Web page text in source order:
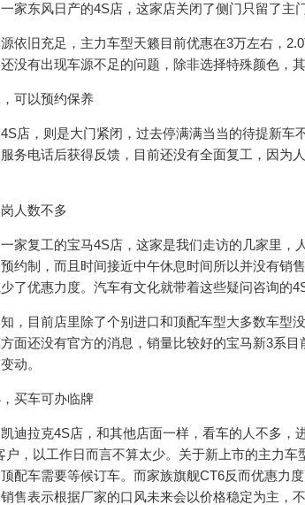
家东风日产的4S店，这家店关闭了侧门只留了主
依旧充足，主力车型天籁目前优惠在3万左右，
没有出现车源不足的问题，除非选择特殊颜色，
可以预约保养
店，则是大门紧闭，过去停满满当当的待提新车
务电话后获得反馈，目前还没有全面复工，因为
人数不多
家复工的宝马4S店，这家是我们走访的几家里
约制，而且时间接近中午休息时间所以并没有销
了优惠力度。汽车有文化就带着这些疑问咨询的
，目前店里除了个别进口和顶配车型大多数车型
面还没有官方的消息，销量比较好的宝马新3系
动。
买车可办临牌
迪拉克4S店，和其他店面一样，看车的人不多，
户，以工作日而言不算太少。关于新上市的主力
配车需要等候订车。而家族旗舰CT6反而优惠力
售表示根据厂家的口风未来会以价格稳定为主，